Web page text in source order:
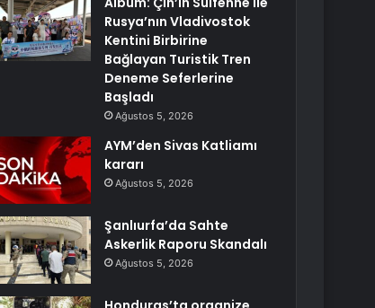
Rusya’nın Vladivostok
Kentini Birbirine
Bağlayan Turistik Tren
Deneme Seferlerine
Başladı
Ağustos 5, 2026
AYM’den Sivas Katliamı
kararı
Ağustos 5, 2026
Şanlıurfa’da Sahte
Askerlik Raporu Skandalı
Ağustos 5, 2026